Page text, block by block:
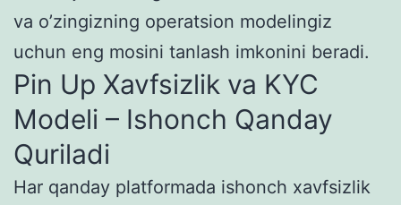
va o’zingizning operatsion modelingiz
uchun eng mosini tanlash imkonini beradi.
Pin Up Xavfsizlik va KYC
Modeli – Ishonch Qanday
Quriladi
Har qanday platformada ishonch xavfsizlik